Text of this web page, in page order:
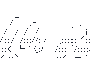
,.-.､_　 　 　 　 __,,..
　/:::::/　　　 　 ／::::::::ｊ
/::::://::７　 　,:'::::::::／::::::
　└-' 〈_:/　　/:::::／/